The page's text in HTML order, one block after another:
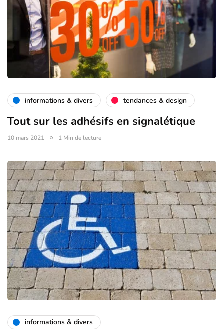
informations & divers tendances & design
Tout sur les adhésifs en signalétique
10 mars 2021 1 Min de lecture
informations & divers